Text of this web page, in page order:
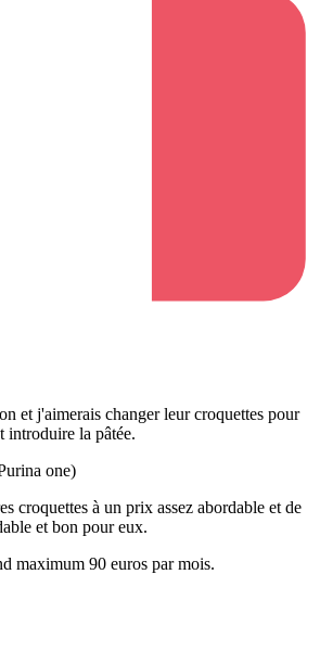
et j'aimerais changer leur croquettes pour
introduire la pâtée.
one)
croquettes à un prix assez abordable et de
et bon pour eux.
maximum 90 euros par mois.